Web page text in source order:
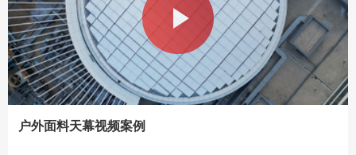
户外面料天幕视频案例